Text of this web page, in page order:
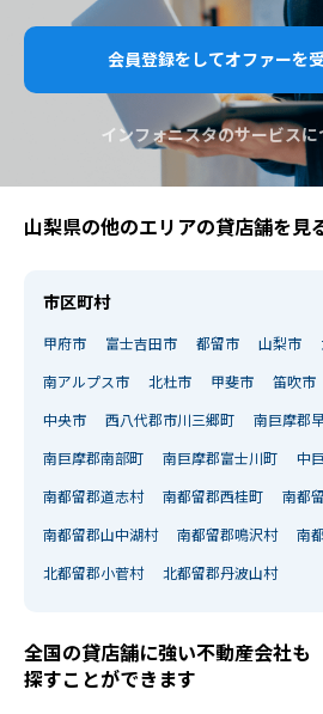
会員登録をしてオファーを
インフォニスタのサービス
山梨県の他のエリアの貸店舗を見
市区町村
甲府市 富士吉田市 都留市 山梨市
南アルプス市 北杜市 甲斐市 笛吹市
中央市 西八代郡市川三郷町 南巨摩郡
南巨摩郡南部町 南巨摩郡富士川町 中
南都留郡道志村 南都留郡西桂町 南都
南都留郡山中湖村 南都留郡鳴沢村 南
北都留郡小菅村 北都留郡丹波山村
全国の貸店舗に強い不動産会社も
探すことができます